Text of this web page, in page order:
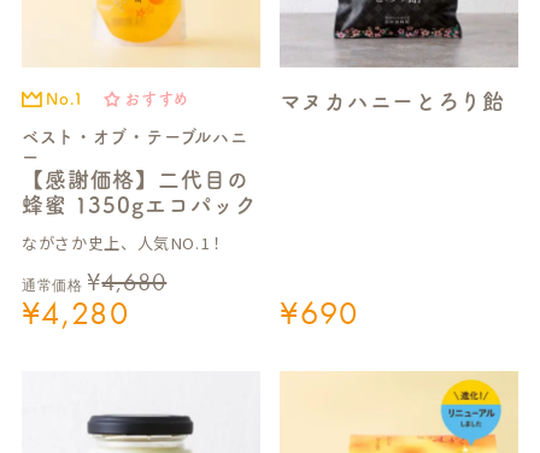
No.1 おすすめ
ベスト・オブ・テーブルハニ
ー
【感謝価格】二代目の
蜂蜜 1350gエコパック
ながさか史上、人気NO.1！
通常価格 ¥4,680
¥4,280
マヌカハニーとろり飴
¥690